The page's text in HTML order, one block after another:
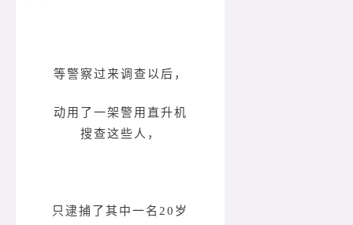
等警察过来调查以后，
动用了一架警用直升机
搜查这些人，
只逮捕了其中一名20岁